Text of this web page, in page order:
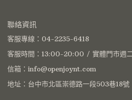
聯絡資訊
客服專線：04-2235-6418
客服時間：13:00-20:00 / 實體門市週
信箱：info@openjoynt.com
地址：台中市北區崇德路一段503巷18號